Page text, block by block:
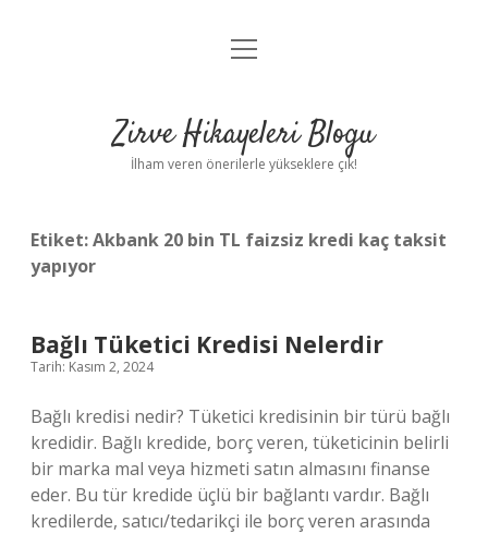
Anasayfa
Yasal Uyarı
menüyü
Zirve Hikayeleri Blogu
İlham veren önerilerle yükseklere çık!
Etiket:Akbank 20 bin TL faizsiz kredi kaç taksit
yapıyor
Bağlı Tüketici Kredisi Nelerdir
Tarih: Kasım 2, 2024
Bağlı kredisi nedir? Tüketici kredisinin bir türü bağlı
kredidir. Bağlı kredide, borç veren, tüketicinin belirli
bir marka mal veya hizmeti satın almasını finanse
eder. Bu tür kredide üçlü bir bağlantı vardır. Bağlı
kredilerde, satıcı/tedarikçi ile borç veren arasında